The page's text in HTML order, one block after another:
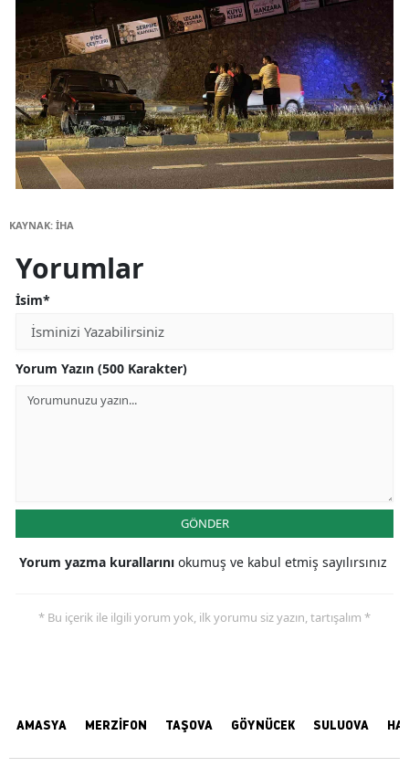
KAYNAK: İHA
Yorumlar
İsim*
Yorum Yazın (500 Karakter)
GÖNDER
Yorum yazma kurallarını okumuş ve kabul etmiş sayılırsınız
* Bu içerik ile ilgili yorum yok, ilk yorumu siz yazın, tartışalım *
AMASYA MERZİFON TAŞOVA GÖYNÜCEK SULUOVA